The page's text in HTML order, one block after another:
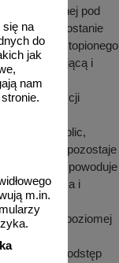
się na
do
jak
nam
m.in.
pary wodnej pod
dostanie
lub z roztopionego
i
w pozycji
paletach.
(tablic,
lub brud pozostaje
czas, powoduje
się lica i
w pozycji poziomej
zachować odstęp